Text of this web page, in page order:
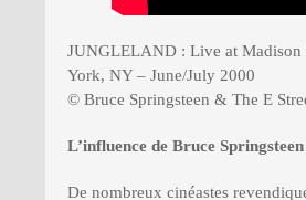
JUNGLELAND : Live at Madison
York, NY – June/July 2000
© Bruce Springsteen & The E
L’influence de Bruce
De nombreux cinéastes